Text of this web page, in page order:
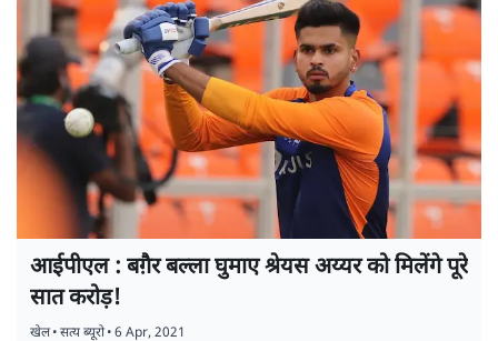
आईपीएल : बग़ैर बल्ला घुमाए श्रेयस अय्यर को मिलेंगे पूरे
सात करोड़!
खेल•सत्य ब्यूरो•6 Apr, 2021